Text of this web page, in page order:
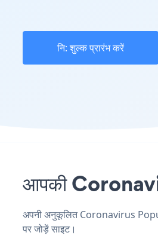
नि: शुल्क प्रारंभ करें
आपकी
अपनी अनुकूलित Coronavirus
पर जोड़ें साइट।